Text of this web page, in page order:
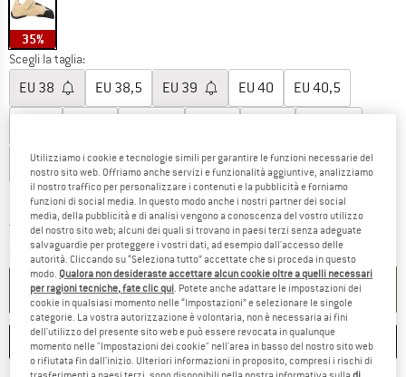
35%
Scegli la taglia:
EU 38 EU 38,5 EU 39 EU 40 EU 40,5
EU45 EU46 EU46,5 EU47
Guida alle taglie
Tempi di consegna: 3-5 giorni lavorativiIl link si apre in una casella
Quantità:
NEL CARRELLO
ANNOTA CONFRONTA
Utilizziamo i cookie e tecnologie simili per garantire le funzioni necessarie del
nostro sito web. Offriamo anche servizi e funzionalità aggiuntive, analizziamo
il nostro traffico per personalizzare i contenuti e la pubblicità e forniamo
funzioni di social media. In questo modo anche i nostri partner dei social
media, della pubblicità e di analisi vengono a conoscenza del vostro utilizzo
del nostro sito web; alcuni dei quali si trovano in paesi terzi senza adeguate
salvaguardie per proteggere i vostri dati, ad esempio dall'accesso delle
autorità. Cliccando su “Seleziona tutto” accettate che si proceda in questo
modo. Qualora non desideraste accettare alcun cookie oltre a quelli necessari
per ragioni tecniche, fate clic qui . Potete anche adattare le impostazioni dei
cookie in qualsiasi momento nelle “Impostazioni” e selezionare le singole
categorie. La vostra autorizzazione è volontaria, non è necessaria ai fini
dell'utilizzo del presente sito web e può essere revocata in qualunque
momento nelle "Impostazioni dei cookie" nell'area in basso del nostro sito web
o rifiutata fin dall'inizio. Ulteriori informazioni in proposito, compresi i rischi di